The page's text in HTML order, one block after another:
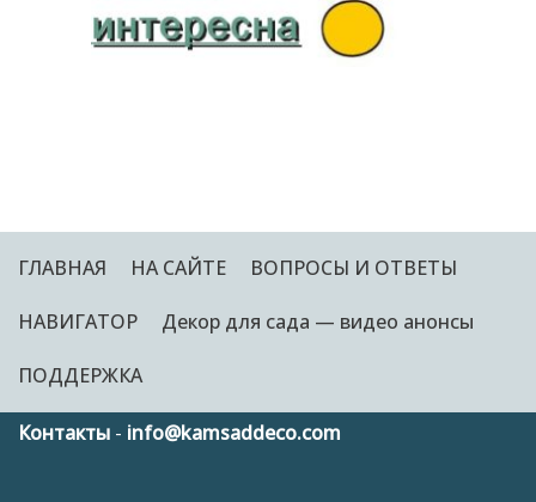
ГЛАВНАЯ НА САЙТЕ ВОПРОСЫ И ОТВЕТЫ
НАВИГАТОР Декор для сада — видео анонсы
ПОДДЕРЖКА
Контакты - info@kamsaddeco.com